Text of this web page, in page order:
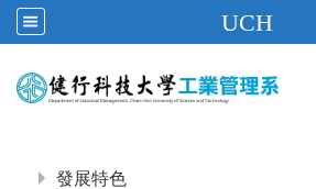
UCH
發展特色